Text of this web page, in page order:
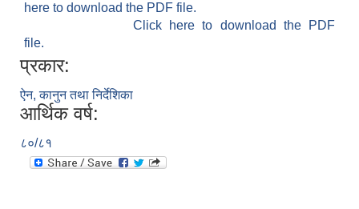
here to download the PDF file.
Click here to download the PDF
file.
प्रकार:
ऐन, कानुन तथा निर्देशिका
आर्थिक वर्ष:
८०/८१